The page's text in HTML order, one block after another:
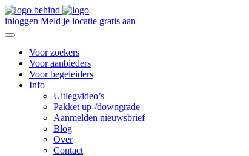
inloggen Meld je locatie gratis aan
Voor zoekers
Voor aanbieders
Voor begeleiders
Info
Uitlegvideo’s
Pakket up-/downgrade
Aanmelden nieuwsbrief
Blog
Over
Contact